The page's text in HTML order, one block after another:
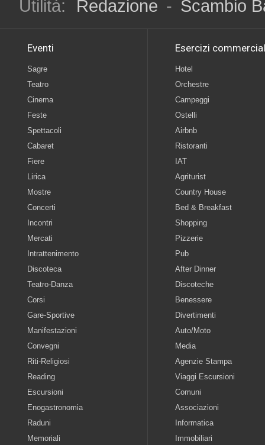
Utilità:
Redazione - Scambio
Eventi
Sagre
Teatro
Cinema
Feste
Spettacoli
Cabaret
Fiere
Lirica
Mostre
Concerti
Incontri
Mercati
Intrattenimento
Discoteca
Teatro-Danza
Corsi
Gare-Sportive
Manifestazioni
Convegni
Riti-Religiosi
Reading
Escursioni
Enogastronomia
Raduni
Memoriali
Esercizi
Hotel
Orchestre
Campeggi
Ostelli
Airbnb
Ristoranti
IAT
Agriturist
Country House
Bed & Breakfast
Shopping
Pizzerie
Pub
After Dinner
Discoteche
Benessere
Divertimenti
Auto/Moto
Media
Agenzie Stampa
Viaggi Escursioni
Comuni
Associazioni
Informatica
Immobiliari